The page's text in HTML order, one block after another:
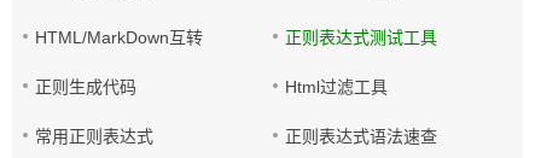
HTML/MarkDown互转 正则表达式测试工具
正则生成代码 Html过滤工具
常用正则表达式 正则表达式语法速查